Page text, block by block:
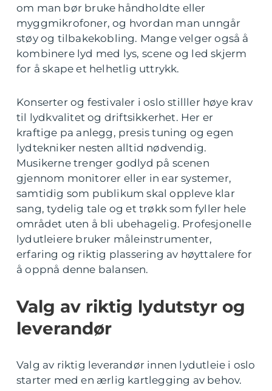
om man bør bruke håndholdte eller
myggmikrofoner, og hvordan man unngår
støy og tilbakekobling. Mange velger også å
kombinere lyd med lys, scene og led skjerm
for å skape et helhetlig uttrykk.
Konserter og festivaler i oslo stilller høye krav
til lydkvalitet og driftsikkerhet. Her er
kraftige pa anlegg, presis tuning og egen
lydtekniker nesten alltid nødvendig.
Musikerne trenger godlyd på scenen
gjennom monitorer eller in ear systemer,
samtidig som publikum skal oppleve klar
sang, tydelig tale og et trøkk som fyller hele
området uten å bli ubehagelig. Profesjonelle
lydutleiere bruker måleinstrumenter,
erfaring og riktig plassering av høyttalere for
å oppnå denne balansen.
Valg av riktig lydutstyr og
leverandør
Valg av riktig leverandør innen lydutleie i oslo
starter med en ærlig kartlegging av behov.